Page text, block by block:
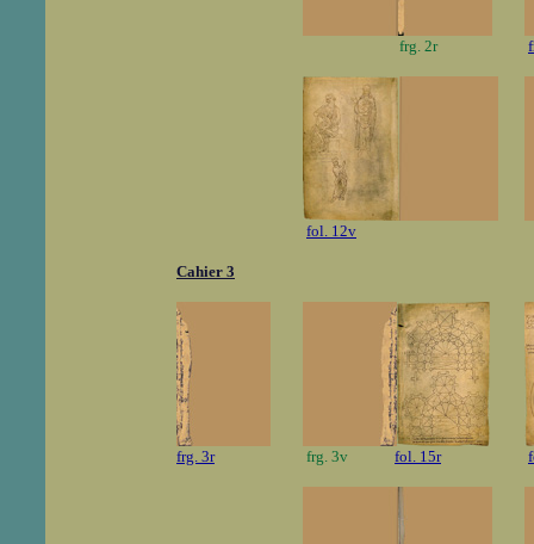
frg. 2r
fol. 12v
Cahier 3
frg. 3r frg. 3v fol. 15r